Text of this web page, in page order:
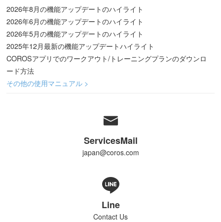
2026年8月の機能アップデートのハイライト
2026年6月の機能アップデートのハイライト
2026年5月の機能アップデートのハイライト
2025年12月最新の機能アップデートハイライト
COROSアプリでのワークアウト/トレーニングプランのダウンロ
ード方法
その他の使用マニュアル >
ServicesMail
japan@coros.com
Line
Contact Us